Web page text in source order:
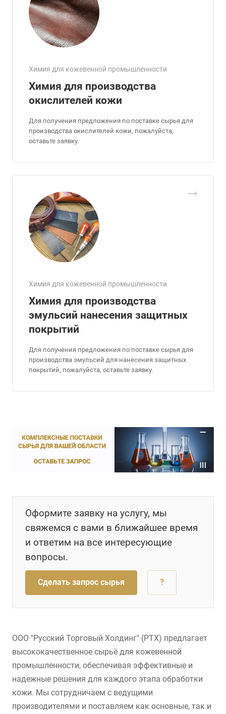
Химия для кожевенной промышленности
Химия для производства
окислителей кожи
Для получения предложения по поставке сырья для
производства окислителей кожи, пожалуйста,
оставьте заявку.
Химия для кожевенной промышленности
Химия для производства
эмульсий нанесения защитных
покрытий
Для получения предложения по поставке сырья для
производства эмульсий для нанесения защитных
покрытий, пожалуйста, оставьте заявку.
Оформите заявку на услугу, мы
свяжемся с вами в ближайшее время
и ответим на все интересующие
вопросы.
Сделать запрос сырья ?
ООО "Русский Торговый Холдинг" (РТХ) предлагает
высококачественное сырьё для кожевенной
промышленности, обеспечивая эффективные и
надежные решения для каждого этапа обработки
кожи. Мы сотрудничаем с ведущими
производителями и поставляем как основные, так и